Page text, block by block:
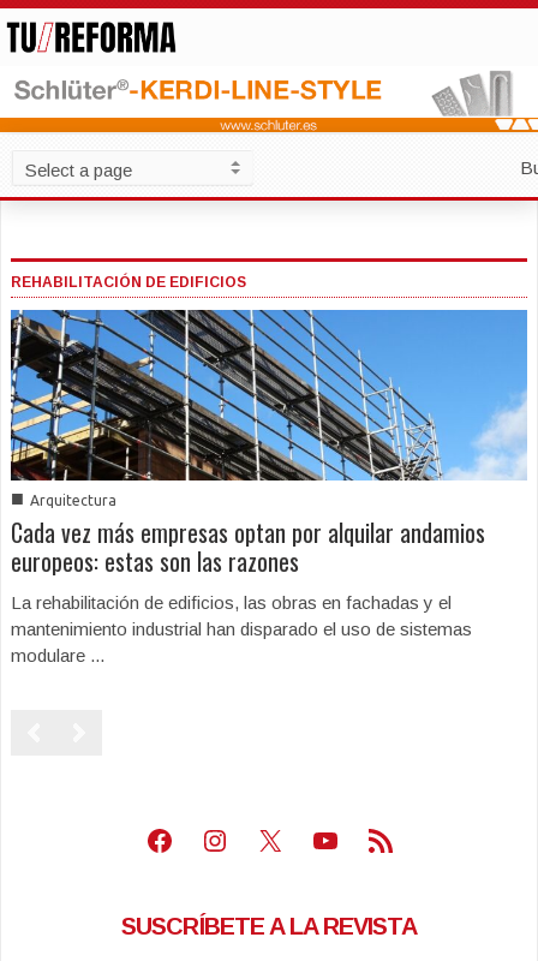
REHABILITACIÓN DE EDIFICIOS
■ Arquitectura
Cada vez más empresas optan por alquilar andamios
europeos: estas son las razones
La rehabilitación de edificios, las obras en fachadas y el
mantenimiento industrial han disparado el uso de sistemas
modulare ...
Facebook
Instagram
X Youtube
Feed RSS
SUSCRÍBETE A LA REVISTA